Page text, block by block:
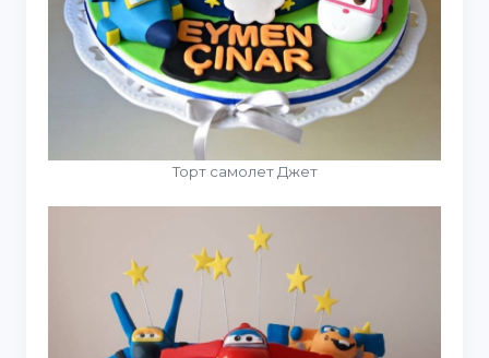
Торт самолет Джет